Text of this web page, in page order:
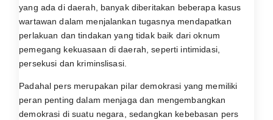
yang ada di daerah, banyak diberitakan beberapa kasus
wartawan dalam menjalankan tugasnya mendapatkan
perlakuan dan tindakan yang tidak baik dari oknum
pemegang kekuasaan di daerah, seperti intimidasi,
persekusi dan kriminslisasi.
Padahal pers merupakan pilar demokrasi yang memiliki
peran penting dalam menjaga dan mengembangkan
demokrasi di suatu negara, sedangkan kebebasan pers